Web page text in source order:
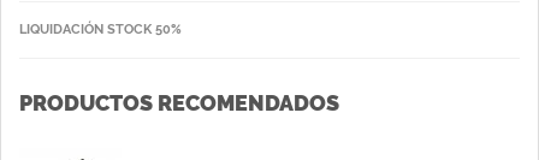
LIQUIDACIÓN STOCK 50%
PRODUCTOS RECOMENDADOS